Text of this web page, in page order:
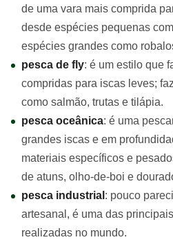
de uma vara mais comprida
desde espécies pequenas
espécies grandes como
pesca de fly: é um estilo que
compridas para iscas leves;
como salmão, trutas e tilápia.
pesca oceânica: é uma
grandes iscas e em
materiais específicos e
de atuns, olho-de-boi e
pesca industrial : pouco
artesanal, é uma das
realizadas no mundo.